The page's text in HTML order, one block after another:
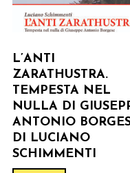
L’ANTI
ZARATHUSTRA.
TEMPESTA NEL
NULLA DI
ANTONIO
DI LUCIANO
SCHIMMENTI